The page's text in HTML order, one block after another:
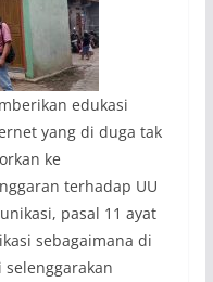
edukasi
yang di duga tak
ke
terhadap UU
pasal 11 ayat
sebagaimana di